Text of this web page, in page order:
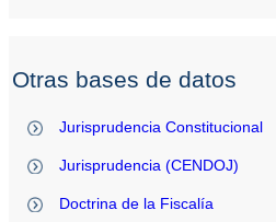
Otras bases de datos
Jurisprudencia Constitucional
Jurisprudencia (CENDOJ)
Doctrina de la Fiscalía